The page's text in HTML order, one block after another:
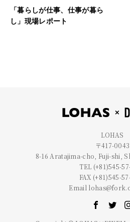
「暮らしが仕事、仕事が暮ら
し」現場レポート
LOHAS
〒417-0043
8-16 Aratajima-cho, Fuji-shi,
TEL (+81)545-
FAX (+81)545-
Email